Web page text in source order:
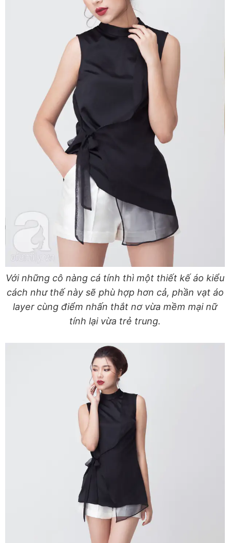
Với những cô nàng cá tính thì một thiết kế áo kiểu
cách như thế này sẽ phù hợp hơn cả, phần vạt áo
layer cùng điểm nhấn thắt nơ vừa mềm mại nữ
tính lại vừa trẻ trung.